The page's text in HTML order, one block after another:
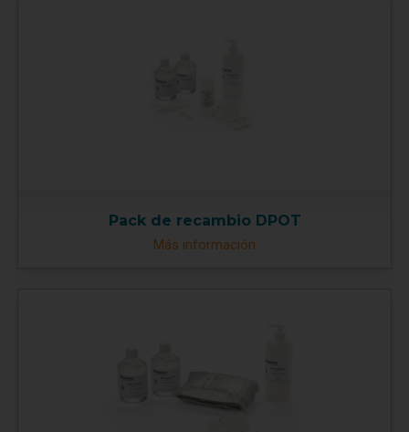
Pack de recambio DPOT
Más información